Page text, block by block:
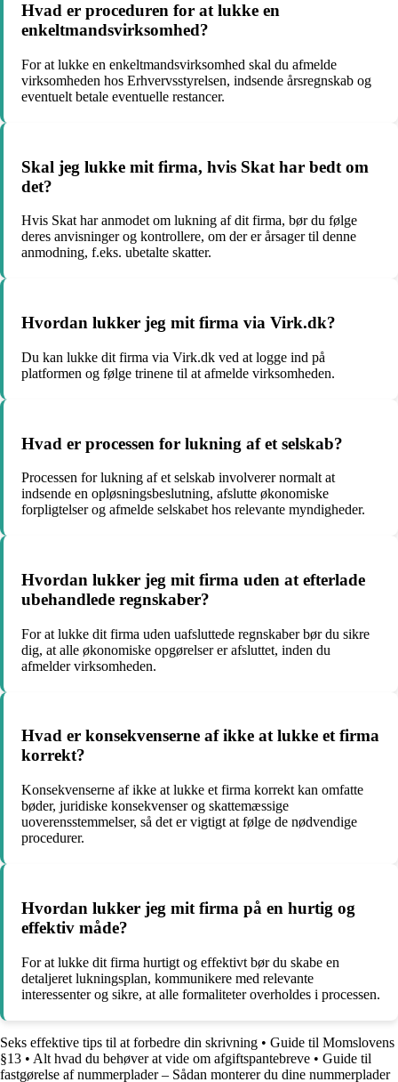
Hvad er proceduren for at lukke en
enkeltmandsvirksomhed?
For at lukke en enkeltmandsvirksomhed skal du afmelde
virksomheden hos Erhvervsstyrelsen, indsende årsregnskab og
eventuelt betale eventuelle restancer.
Skal jeg lukke mit firma, hvis Skat har bedt om
det?
Hvis Skat har anmodet om lukning af dit firma, bør du følge
deres anvisninger og kontrollere, om der er årsager til denne
anmodning, f.eks. ubetalte skatter.
Hvordan lukker jeg mit firma via Virk.dk?
Du kan lukke dit firma via Virk.dk ved at logge ind på
platformen og følge trinene til at afmelde virksomheden.
Hvad er processen for lukning af et selskab?
Processen for lukning af et selskab involverer normalt at
indsende en opløsningsbeslutning, afslutte økonomiske
forpligtelser og afmelde selskabet hos relevante myndigheder.
Hvordan lukker jeg mit firma uden at efterlade
ubehandlede regnskaber?
For at lukke dit firma uden uafsluttede regnskaber bør du sikre
dig, at alle økonomiske opgørelser er afsluttet, inden du
afmelder virksomheden.
Hvad er konsekvenserne af ikke at lukke et firma
korrekt?
Konsekvenserne af ikke at lukke et firma korrekt kan omfatte
bøder, juridiske konsekvenser og skattemæssige
uoverensstemmelser, så det er vigtigt at følge de nødvendige
procedurer.
Hvordan lukker jeg mit firma på en hurtig og
effektiv måde?
For at lukke dit firma hurtigt og effektivt bør du skabe en
detaljeret lukningsplan, kommunikere med relevante
interessenter og sikre, at alle formaliteter overholdes i processen.
Seks effektive tips til at forbedre din skrivning • Guide til Momslovens
§13 • Alt hvad du behøver at vide om afgiftspantebreve • Guide til
fastgørelse af nummerplader – Sådan monterer du dine nummerplader